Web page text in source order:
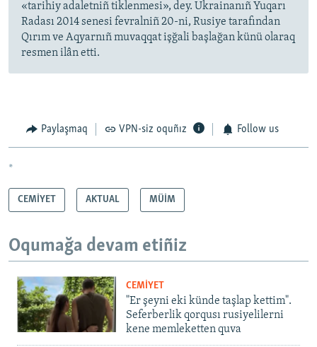
«tarihiy adaletniñ tiklenmesi», dey. Ukrainanıñ Yuqarı
Radası 2014 senesi fevralniñ 20-ni, Rusiye tarafından
Qırım ve Aqyarnıñ muvaqqat işğali başlağan künü olaraq
resmen ilân etti.
Paylaşmaq VPN-siz oquñız Follow us
*
CEMİYET AKTUAL MÜİM
Oqumağa devam etiñiz
CEMİYET
"Er şeyni eki künde taşlap kettim".
Seferberlik qorqusı rusiyelilerni
kene memleketten quva